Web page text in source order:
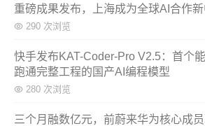
重磅成果发布，上海成为全球AI合作
290 次浏览
快手发布KAT-Coder-Pro V2.5：首个
跑通完整工程的国产AI编程模型
280 次浏览
三个月融数亿元，前蔚来华为核心成员